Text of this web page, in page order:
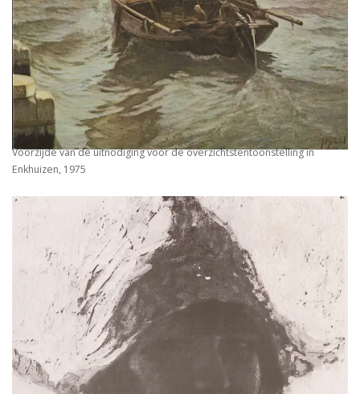
Voorzijde van de uitnodiging voor de overzichtstentoonstelling in
Enkhuizen, 1975